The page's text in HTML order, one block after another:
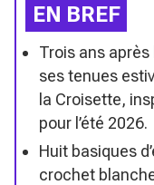
EN BREF
Trois ans
ses tenues
la Croisette,
pour l’été 2026.
Huit basiques
crochet